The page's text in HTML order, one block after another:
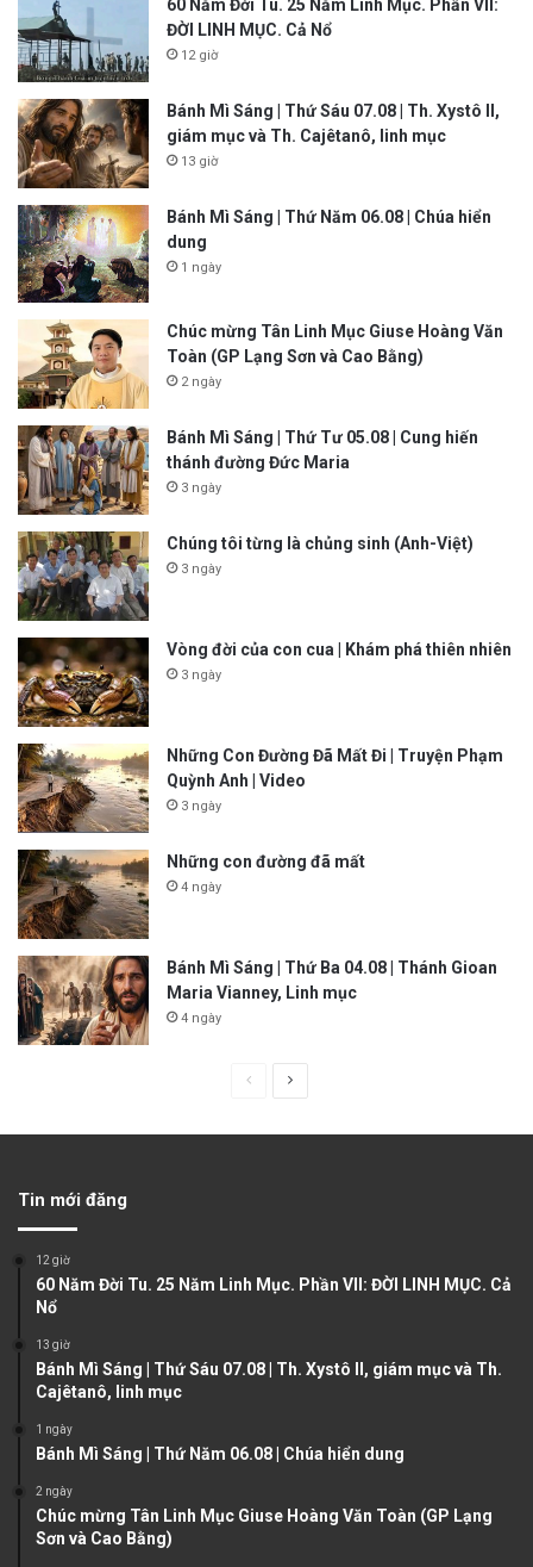
60 Năm Đời Tu. 25 Năm Linh Mục. Phần VII:
ĐỜI LINH MỤC. Cả Nổ
12 giờ
Bánh Mì Sáng | Thứ Sáu 07.08 | Th. Xystô II,
giám mục và Th. Cajêtanô, linh mục
13 giờ
Bánh Mì Sáng | Thứ Năm 06.08 | Chúa hiển
dung
1 ngày
Chúc mừng Tân Linh Mục Giuse Hoàng Văn
Toàn (GP Lạng Sơn và Cao Bằng)
2 ngày
Bánh Mì Sáng | Thứ Tư 05.08 | Cung hiến
thánh đường Đức Maria
3 ngày
Chúng tôi từng là chủng sinh (Anh-Việt)
3 ngày
Vòng đời của con cua | Khám phá thiên nhiên
3 ngày
Những Con Đường Đã Mất Đi | Truyện Phạm
Quỳnh Anh | Video
3 ngày
Những con đường đã mất
4 ngày
Bánh Mì Sáng | Thứ Ba 04.08 | Thánh Gioan
Maria Vianney, Linh mục
4 ngày
u
e
g
Tin mới đăng
12 giờ
60 Năm Đời Tu. 25 Năm Linh Mục. Phần VII: ĐỜI LINH MỤC. Cả
Nổ
13 giờ
Bánh Mì Sáng | Thứ Sáu 07.08 | Th. Xystô II, giám mục và Th.
Cajêtanô, linh mục
1 ngày
Bánh Mì Sáng | Thứ Năm 06.08 | Chúa hiển dung
2 ngày
Chúc mừng Tân Linh Mục Giuse Hoàng Văn Toàn (GP Lạng
Sơn và Cao Bằng)